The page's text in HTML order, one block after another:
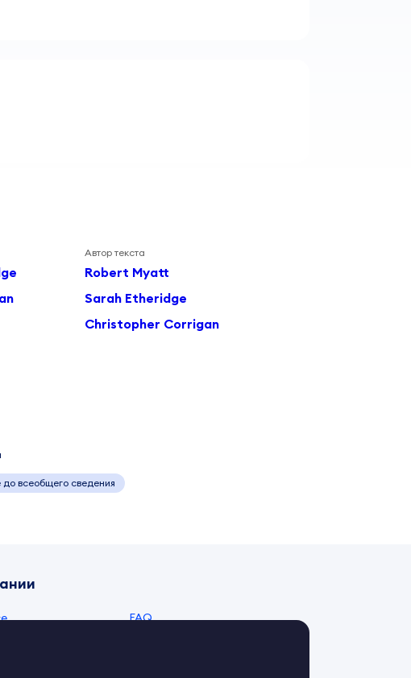
Автор текста
Robert Myatt
Sarah Etheridge
Christopher Corrigan
всеобщего сведения
FAQ